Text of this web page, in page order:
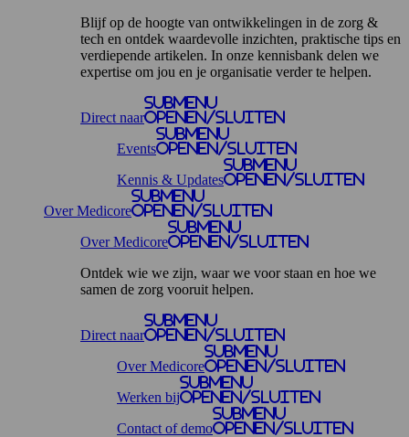
Blijf op de hoogte van ontwikkelingen in de zorg &
tech en ontdek waardevolle inzichten, praktische tips en
verdiepende artikelen. In onze kennisbank delen we
expertise om jou en je organisatie verder te helpen.
Direct naar
Submenu
openen/sluiten
Events
Submenu
openen/sluiten
Kennis & Updates
Submenu
openen/sluiten
Over Medicore
Submenu
openen/sluiten
Over Medicore
Submenu
openen/sluiten
Ontdek wie we zijn, waar we voor staan en hoe we
samen de zorg vooruit helpen.
Direct naar
Submenu
openen/sluiten
Over Medicore
Submenu
openen/sluiten
Werken bij
Submenu
openen/sluiten
Contact of demo
Submenu
openen/sluiten